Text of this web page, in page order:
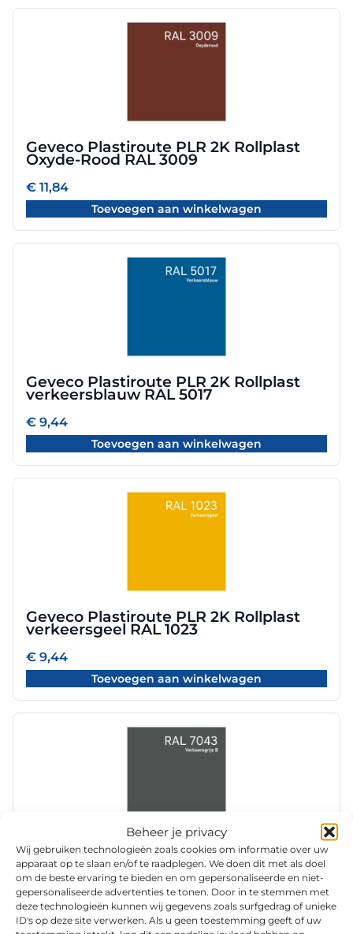
Beheer je privacy
Wij gebruiken technologieën zoals cookies om informatie over uw
apparaat op te slaan en/of te raadplegen. We doen dit met als doel
om de beste ervaring te bieden en om gepersonaliseerde en niet-
gepersonaliseerde advertenties te tonen. Door in te stemmen met
deze technologieën kunnen wij gegevens zoals surfgedrag of unieke
ID's op deze site verwerken. Als u geen toestemming geeft of uw
Geveco Plastiroute PLR 2K Rollplast
Oxyde-Rood RAL 3009
€ 11,84
Toevoegen aan winkelwagen
Geveco Plastiroute PLR 2K Rollplast
verkeersblauw RAL 5017
€ 9,44
Toevoegen aan winkelwagen
Geveco Plastiroute PLR 2K Rollplast
verkeersgeel RAL 1023
€ 9,44
Toevoegen aan winkelwagen
Geveco Plastiroute PLR 2K Rollplast
verkeersgriijs RAL 7043
€9,52
Toevoegen aan winkelwagen